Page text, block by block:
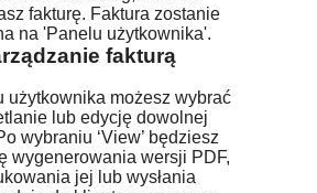
fakturę. Faktura zostanie
na 'Panelu użytkownika'.
fakturą
użytkownika możesz wybrać
lub edycję dowolnej
wybraniu ‘View’ będziesz
wygenerowania wersji PDF,
jej lub wysłania